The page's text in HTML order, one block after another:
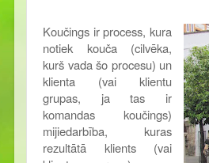
Koučings ir process, kura
notiek kouča (cilvēka,
kurš vada šo procesu) un
klienta (vai klientu
grupas, ja tas ir
komandas koučings)
mijiedarbība, kuras
rezultātā klients (vai